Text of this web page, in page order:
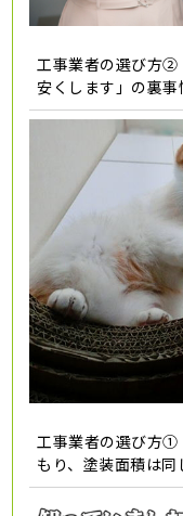
工事業者の選び方②
安くします」の裏事
工事業者の選び方
もり、塗装面積は同